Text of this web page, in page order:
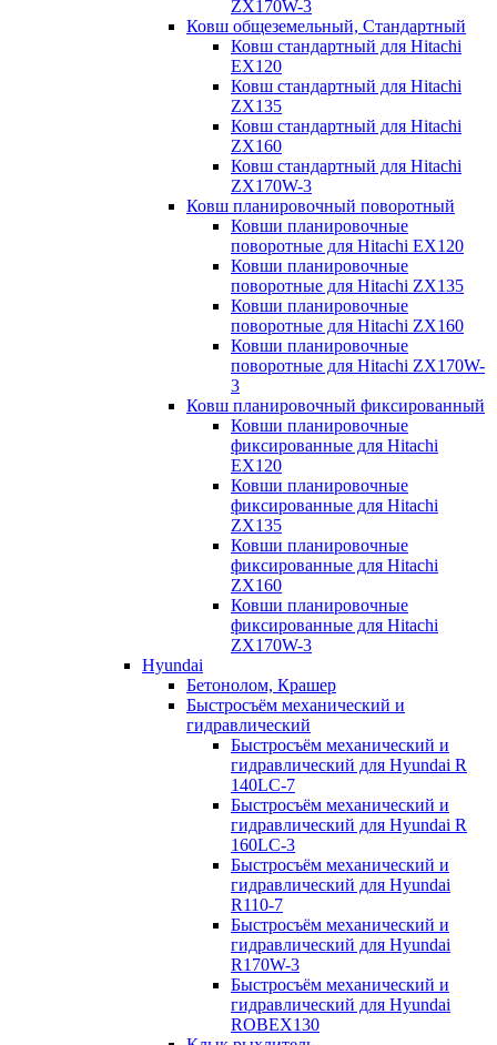
ZX170W-3
Ковш общеземельный, Стандартный
Ковш стандартный для Hitachi
EX120
Ковш стандартный для Hitachi
ZX135
Ковш стандартный для Hitachi
ZX160
Ковш стандартный для Hitachi
ZX170W-3
Ковш планировочный поворотный
Ковши планировочные
поворотные для Hitachi EX120
Ковши планировочные
поворотные для Hitachi ZX135
Ковши планировочные
поворотные для Hitachi ZX160
Ковши планировочные
поворотные для Hitachi ZX170W-
3
Ковш планировочный фиксированный
Ковши планировочные
фиксированные для Hitachi
EX120
Ковши планировочные
фиксированные для Hitachi
ZX135
Ковши планировочные
фиксированные для Hitachi
ZX160
Ковши планировочные
фиксированные для Hitachi
ZX170W-3
Hyundai
Бетонолом, Крашер
Быстросъём механический и
гидравлический
Быстросъём механический и
гидравлический для Hyundai R
140LC-7
Быстросъём механический и
гидравлический для Hyundai R
160LC-3
Быстросъём механический и
гидравлический для Hyundai
R110-7
Быстросъём механический и
гидравлический для Hyundai
R170W-3
Быстросъём механический и
гидравлический для Hyundai
ROBEX130